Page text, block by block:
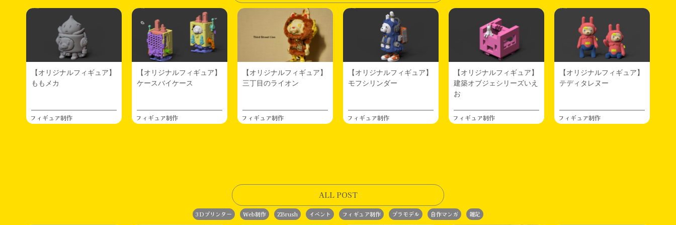
もしよかったらWFにてお声かけていただけたら
と…（他力）
こっそり2〜3個持っていこう。
2026.06.06 日々
ファンボックスの更新をはじめたもののいつまで
続くかわからないので一旦ここにだけ告知
夏のコミケ当選しました。初出展です(^^)
【オリジナルフィギュア】
ももメカ
フィギュア制作
【オリジナルフィギュア】
ケースバイケース
フィギュア制作
【オリジナルフィギュア】
三丁目のライオン
フィギュア制作
【オリジナルフィギュア】
モフシリンダー
フィギュア制作
【オリジナルフィギュア】
建築オブジェシリーズいえ
お
フィギュア制作
【オリジナルフィギュア】
テディタレヌー
フィギュア制作
ALL POST
3Dプリンター Web制作 ZBrush イベント フィギュア制作 プラモデル 自作マンガ 雑記